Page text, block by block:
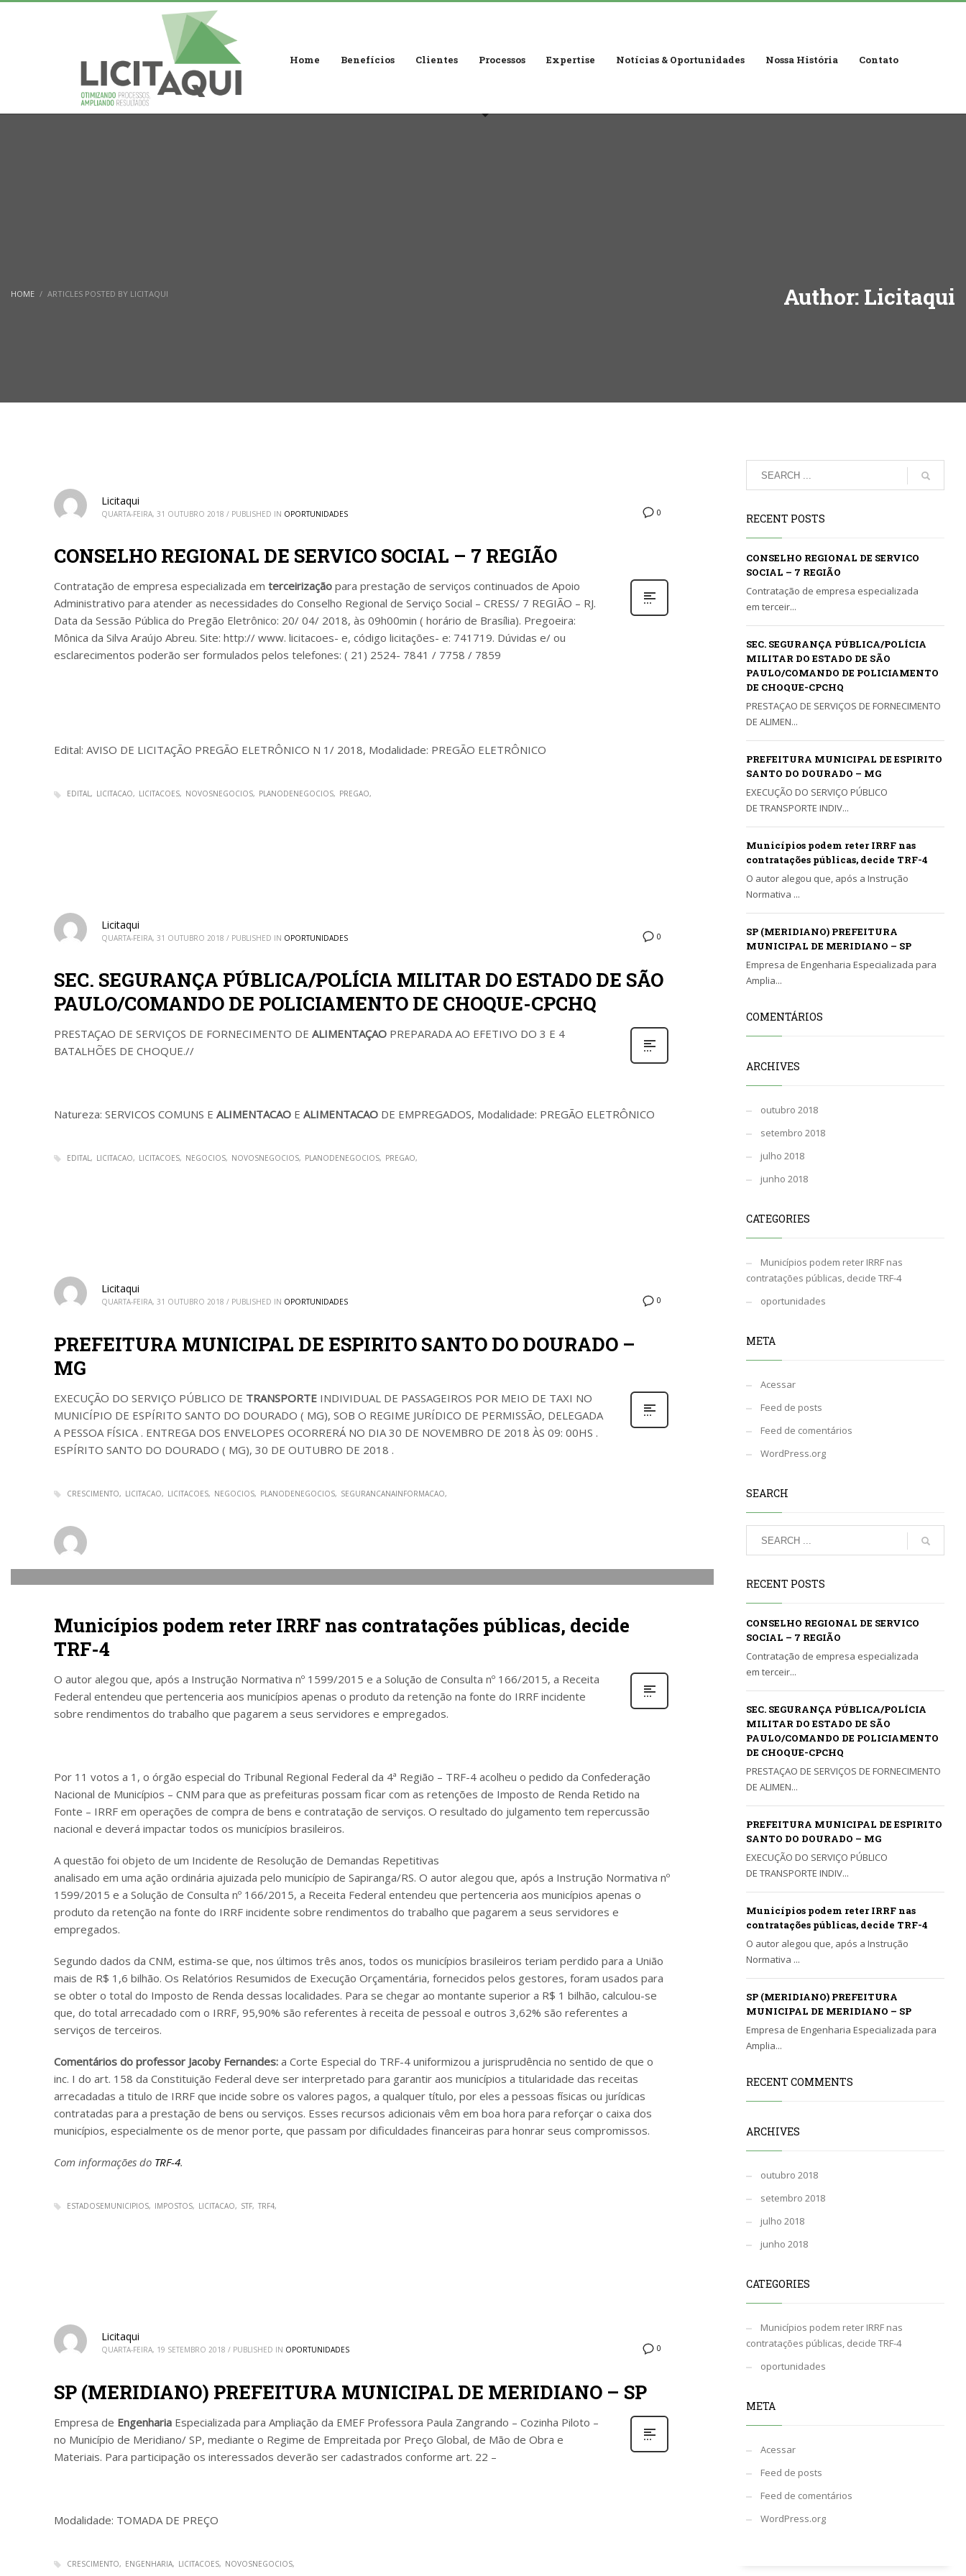
Home Benefícios Clientes Processos Expertise Notícias & Oportunidades Nossa História Contato
HOME ARTICLES POSTED BY LICITAQUI Author: Licitaqui
0
Licitaqui
QUARTA-FEIRA, 31 OUTUBRO 2018 / PUBLISHED IN OPORTUNIDADES
CONSELHO REGIONAL DE SERVICO SOCIAL – 7 REGIÃO
Contratação de empresa especializada em terceirização para prestação de serviços continuados de Apoio
Administrativo para atender as necessidades do Conselho Regional de Serviço Social – CRESS/ 7 REGIÃO – RJ.
Data da Sessão Pública do Pregão Eletrônico: 20/ 04/ 2018, às 09h00min ( horário de Brasília). Pregoeira:
Mônica da Silva Araújo Abreu. Site: http:// www. licitacoes- e, código licitações- e: 741719. Dúvidas e/ ou
esclarecimentos poderão ser formulados pelos telefones: ( 21) 2524- 7841 / 7758 / 7859
Edital: AVISO DE LICITAÇÃO PREGÃO ELETRÔNICO N 1/ 2018, Modalidade: PREGÃO ELETRÔNICO
EDITAL LICITACAO LICITACOES NOVOSNEGOCIOS PLANODENEGOCIOS PREGAO
0
Licitaqui
QUARTA-FEIRA, 31 OUTUBRO 2018 / PUBLISHED IN OPORTUNIDADES
SEC. SEGURANÇA PÚBLICA/POLÍCIA MILITAR DO ESTADO DE SÃO
PAULO/COMANDO DE POLICIAMENTO DE CHOQUE-CPCHQ
PRESTAÇAO DE SERVIÇOS DE FORNECIMENTO DE ALIMENTAÇAO PREPARADA AO EFETIVO DO 3 E 4
BATALHÕES DE CHOQUE.//
Natureza: SERVICOS COMUNS E ALIMENTACAO E ALIMENTACAO DE EMPREGADOS, Modalidade: PREGÃO ELETRÔNICO
EDITAL LICITACAO LICITACOES NEGOCIOS NOVOSNEGOCIOS PLANODENEGOCIOS PREGAO
0
Licitaqui
QUARTA-FEIRA, 31 OUTUBRO 2018 / PUBLISHED IN OPORTUNIDADES
PREFEITURA MUNICIPAL DE ESPIRITO SANTO DO DOURADO –
MG
EXECUÇÃO DO SERVIÇO PÚBLICO DE TRANSPORTE INDIVIDUAL DE PASSAGEIROS POR MEIO DE TAXI NO
MUNICÍPIO DE ESPÍRITO SANTO DO DOURADO ( MG), SOB O REGIME JURÍDICO DE PERMISSÃO, DELEGADA
A PESSOA FÍSICA . ENTREGA DOS ENVELOPES OCORRERÁ NO DIA 30 DE NOVEMBRO DE 2018 ÀS 09: 00HS .
ESPÍRITO SANTO DO DOURADO ( MG), 30 DE OUTUBRO DE 2018 .
CRESCIMENTO LICITACAO LICITACOES NEGOCIOS PLANODENEGOCIOS SEGURANCANAINFORMACAO
Municípios podem reter IRRF nas contratações públicas, decide
TRF-4
O autor alegou que, após a Instrução Normativa nº 1599/2015 e a Solução de Consulta nº 166/2015, a Receita
Federal entendeu que pertenceria aos municípios apenas o produto da retenção na fonte do IRRF incidente
sobre rendimentos do trabalho que pagarem a seus servidores e empregados.
Por 11 votos a 1, o órgão especial do Tribunal Regional Federal da 4ª Região – TRF-4 acolheu o pedido da Confederação
Nacional de Municípios – CNM para que as prefeituras possam ficar com as retenções de Imposto de Renda Retido na
Fonte – IRRF em operações de compra de bens e contratação de serviços. O resultado do julgamento tem repercussão
nacional e deverá impactar todos os municípios brasileiros.
A questão foi objeto de um Incidente de Resolução de Demandas Repetitivas
analisado em uma ação ordinária ajuizada pelo município de Sapiranga/RS. O autor alegou que, após a Instrução Normativa nº
1599/2015 e a Solução de Consulta nº 166/2015, a Receita Federal entendeu que pertenceria aos municípios apenas o
produto da retenção na fonte do IRRF incidente sobre rendimentos do trabalho que pagarem a seus servidores e
empregados.
Segundo dados da CNM, estima-se que, nos últimos três anos, todos os municípios brasileiros teriam perdido para a União
mais de R$ 1,6 bilhão. Os Relatórios Resumidos de Execução Orçamentária, fornecidos pelos gestores, foram usados para
se obter o total do Imposto de Renda dessas localidades. Para se chegar ao montante superior a R$ 1 bilhão, calculou-se
que, do total arrecadado com o IRRF, 95,90% são referentes à receita de pessoal e outros 3,62% são referentes a
serviços de terceiros.
Comentários do professor Jacoby Fernandes: a Corte Especial do TRF-4 uniformizou a jurisprudência no sentido de que o
inc. I do art. 158 da Constituição Federal deve ser interpretado para garantir aos municípios a titularidade das receitas
arrecadadas a titulo de IRRF que incide sobre os valores pagos, a qualquer título, por eles a pessoas físicas ou jurídicas
contratadas para a prestação de bens ou serviços. Esses recursos adicionais vêm em boa hora para reforçar o caixa dos
municípios, especialmente os de menor porte, que passam por dificuldades financeiras para honrar seus compromissos.
Com informações do TRF-4.
ESTADOSEMUNICIPIOS IMPOSTOS LICITACAO STF TRF4
0
Licitaqui
QUARTA-FEIRA, 19 SETEMBRO 2018 / PUBLISHED IN OPORTUNIDADES
SP (MERIDIANO) PREFEITURA MUNICIPAL DE MERIDIANO – SP
Empresa de Engenharia Especializada para Ampliação da EMEF Professora Paula Zangrando – Cozinha Piloto –
no Município de Meridiano/ SP, mediante o Regime de Empreitada por Preço Global, de Mão de Obra e
Materiais. Para participação os interessados deverão ser cadastrados conforme art. 22 –
Modalidade: TOMADA DE PREÇO
CRESCIMENTO ENGENHARIA LICITACOES NOVOSNEGOCIOS
RECENT POSTS
CONSELHO REGIONAL DE SERVICO
SOCIAL – 7 REGIÃO
Contratação de empresa especializada
em terceir...
SEC. SEGURANÇA PÚBLICA/POLÍCIA
MILITAR DO ESTADO DE SÃO
PAULO/COMANDO DE POLICIAMENTO
DE CHOQUE-CPCHQ
PRESTAÇAO DE SERVIÇOS DE FORNECIMENTO
DE ALIMEN...
PREFEITURA MUNICIPAL DE ESPIRITO
SANTO DO DOURADO – MG
EXECUÇÃO DO SERVIÇO PÚBLICO
DE TRANSPORTE INDIV...
Municípios podem reter IRRF nas
contratações públicas, decide TRF-4
O autor alegou que, após a Instrução
Normativa ...
SP (MERIDIANO) PREFEITURA
MUNICIPAL DE MERIDIANO – SP
Empresa de Engenharia Especializada para
Amplia...
COMENTÁRIOS
ARCHIVES
outubro 2018
setembro 2018
julho 2018
junho 2018
CATEGORIES
Municípios podem reter IRRF nas
contratações públicas, decide TRF-4
oportunidades
META
Acessar
Feed de posts
Feed de comentários
WordPress.org
SEARCH
RECENT POSTS
CONSELHO REGIONAL DE SERVICO
SOCIAL – 7 REGIÃO
Contratação de empresa especializada
em terceir...
SEC. SEGURANÇA PÚBLICA/POLÍCIA
MILITAR DO ESTADO DE SÃO
PAULO/COMANDO DE POLICIAMENTO
DE CHOQUE-CPCHQ
PRESTAÇAO DE SERVIÇOS DE FORNECIMENTO
DE ALIMEN...
PREFEITURA MUNICIPAL DE ESPIRITO
SANTO DO DOURADO – MG
EXECUÇÃO DO SERVIÇO PÚBLICO
DE TRANSPORTE INDIV...
Municípios podem reter IRRF nas
contratações públicas, decide TRF-4
O autor alegou que, após a Instrução
Normativa ...
SP (MERIDIANO) PREFEITURA
MUNICIPAL DE MERIDIANO – SP
Empresa de Engenharia Especializada para
Amplia...
RECENT COMMENTS
ARCHIVES
outubro 2018
setembro 2018
julho 2018
junho 2018
CATEGORIES
Municípios podem reter IRRF nas
contratações públicas, decide TRF-4
oportunidades
META
Acessar
Feed de posts
Feed de comentários
WordPress.org